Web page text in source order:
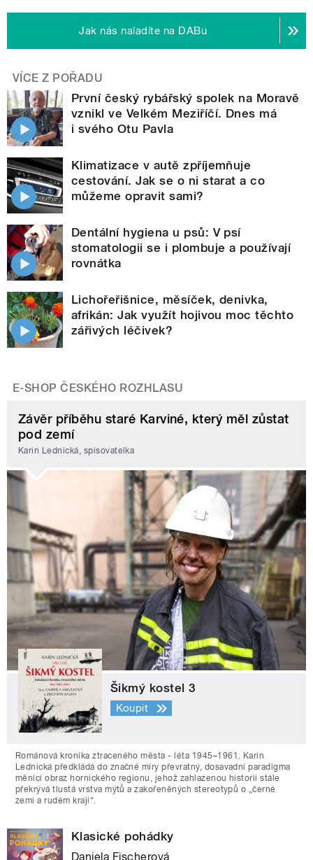
Jak nás naladíte na DABu
VÍCE Z POŘADU
První český rybářský spolek na Moravě
vznikl ve Velkém Meziříčí. Dnes má
i svého Otu Pavla
Klimatizace v autě zpříjemňuje
cestování. Jak se o ni starat a co
můžeme opravit sami?
Dentální hygiena u psů: V psí
stomatologii se i plombuje a používají
rovnátka
Lichořeřišnice, měsíček, denivka,
afrikán: Jak využít hojivou moc těchto
zářivých léčivek?
E-SHOP ČESKÉHO ROZHLASU
Závěr příběhu staré Karviné, který měl zůstat
pod zemí
Karin Lednická, spisovatelka
Šikmý kostel 3
Koupit
Románová kronika ztraceného města - léta 1945–1961. Karin
Lednická předkládá do značné míry převratný, dosavadní paradigma
měnící obraz hornického regionu, jehož zahlazenou historii stále
překrývá tlustá vrstva mýtů a zakořeněných stereotypů o „černé
zemi a rudém kraji“.
Klasické pohádky
Daniela Fischerová